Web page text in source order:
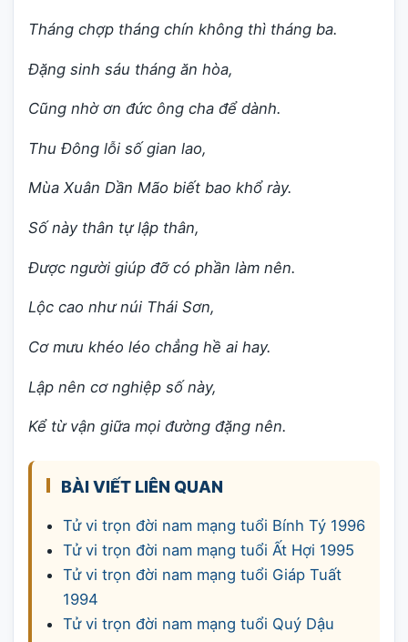
Tháng chợp tháng chín không thì tháng ba.
Đặng sinh sáu tháng ăn hòa,
Cũng nhờ ơn đức ông cha để dành.
Thu Đông lỗi số gian lao,
Mùa Xuân Dần Mão biết bao khổ rày.
Số này thân tự lập thân,
Được người giúp đỡ có phần làm nên.
Lộc cao như núi Thái Sơn,
Cơ mưu khéo léo chẳng hề ai hay.
Lập nên cơ nghiệp số này,
Kể từ vận giữa mọi đường đặng nên.
BÀI VIẾT LIÊN QUAN
Tử vi trọn đời nam mạng tuổi Bính Tý 1996
Tử vi trọn đời nam mạng tuổi Ất Hợi 1995
Tử vi trọn đời nam mạng tuổi Giáp Tuất
1994
Tử vi trọn đời nam mạng tuổi Quý Dậu